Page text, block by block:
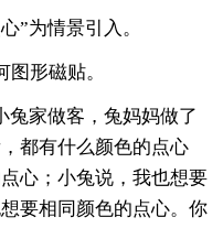
”为情景引入。
形磁贴。
兔家做客，兔妈妈做了
都有什么颜色的点心
心；小兔说，我也想要
要相同颜色的点心。你